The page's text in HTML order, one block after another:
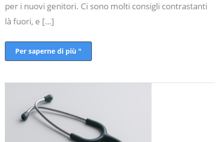
per i nuovi genitori. Ci sono molti consigli contrastanti
là fuori, e […]
Per saperne di più "
Lesioni
nascita
negligenza
medica:
Cosa
dovrebbero